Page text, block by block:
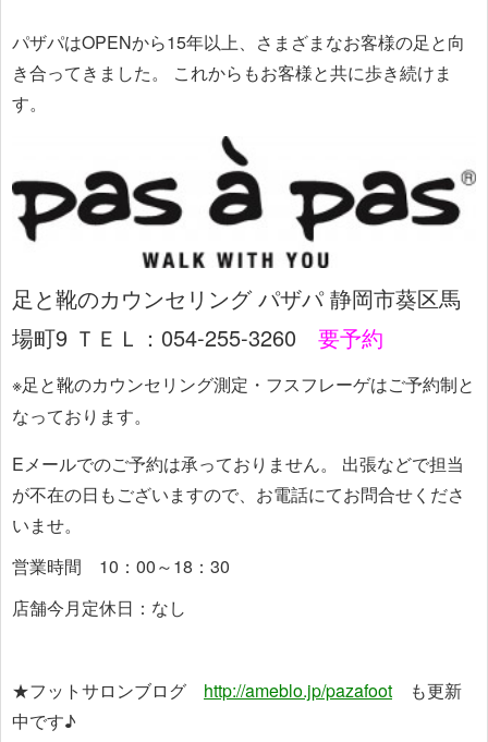
パザパはOPENから15年以上、さまざまなお客様の足と向
き合ってきました。
これからもお客様と共に歩き続けま
す。
足と靴のカウンセリング パザパ 静岡市葵区馬
場町9 ＴＥＬ：054-255-3260 要予約
※足と靴のカウンセリング測定・フスフレーゲはご予約制と
なっております。
Eメールでのご予約は承っておりません。
出張などで担当
が不在の日もございますので、お電話にてお問合せくださ
いませ。
営業時間 10：00～18：30
店舗今月定休日：なし
★フットサロンブログ http://ameblo.jp/pazafoot も更新
中です♪